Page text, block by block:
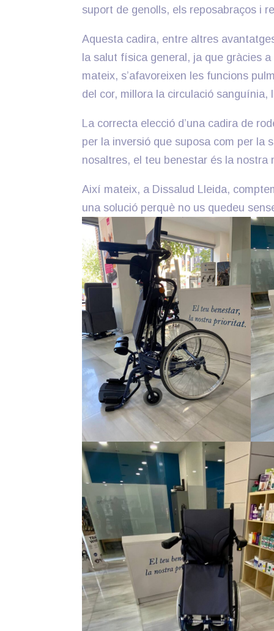
suport de genolls, els reposabraços i
Aquesta cadira, entre altres
la salut física general, ja que gràcies
mateix, s’afavoreixen les funcions
del cor, millora la circulació
La correcta elecció d’una cadira de
per la inversió que suposa com per la
nosaltres, el teu benestar és la nostra
Així mateix, a Dissalud Lleida,
una solució perquè no us quedeu